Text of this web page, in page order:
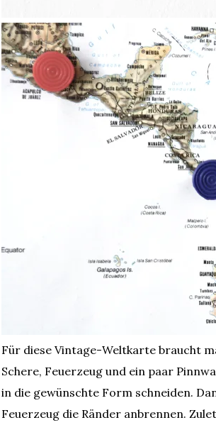
Für diese Vintage-Weltkarte braucht
Schere, Feuerzeug und ein paar
in die gewünschte Form schneiden.
Feuerzeug die Ränder anbrennen.